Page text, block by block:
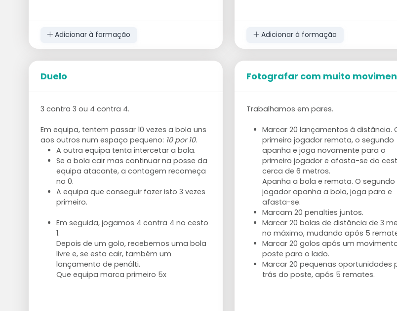
Adicionar à formação
restantes jogadores ainda estão na
Que jogador chega primeiro à ronda 5?
Depois disto, os papéis trocam. O grupo
jogadores assistentes/captura torna-se
trabalhador e os trabalhadores tornam-
jogadores assistentes/captura.
O exercício requer muita capacidade de
está em que ronda?
Adicionar à formação
Duelo
3 contra 3 ou 4 contra 4.
Em equipa, tentem passar 10 vezes a bola uns
aos outros num espaço pequeno: 10 por 10.
A outra equipa tenta intercetar a bola.
Se a bola cair mas continuar na posse da
equipa atacante, a contagem recomeça
no 0.
A equipa que conseguir fazer isto 3 vezes
primeiro.
Em seguida, jogamos 4 contra 4 no cesto
1.
Depois de um golo, recebemos uma bola
livre e, se esta cair, também um
lançamento de penálti.
Que equipa marca primeiro 5x
Fotografar com muito
Trabalhamos em pares.
Marcar 20 lançamentos à distância.
primeiro jogador remata, o segundo
apanha e joga novamente para o
primeiro jogador e afasta-se do
cerca de 6 metros.
Apanha a bola e remata. O segundo
jogador apanha a bola, joga para e
afasta-se.
Marcam 20 penalties juntos.
Marcar 20 bolas de distância de 3
no máximo, mudando após 5
Marcar 20 golos após um
poste para o lado.
Marcar 20 pequenas oportunidades
trás do poste, após 5 remates.